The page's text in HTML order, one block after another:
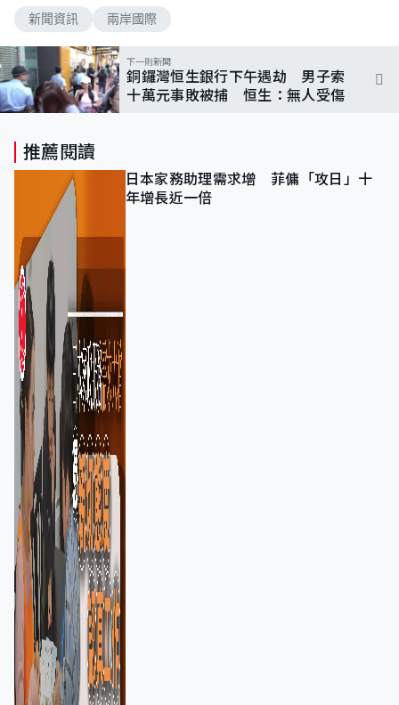
新聞資訊 兩岸國際
下一則新聞
銅鑼灣恒生銀行下午遇劫 男子索
十萬元事敗被捕 恒生：無人受傷
推薦閱讀
日本家務助理需求增 菲傭「攻日」十
年增長近一倍